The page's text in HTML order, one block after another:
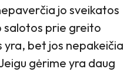
jo sveikatos
salotos prie greito
yra, bet jos nepakeičia
gėrime yra daug